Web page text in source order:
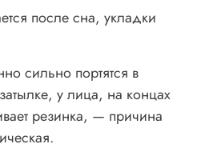
после сна, укладки
сильно портятся в
у лица, на концах
резинка, — причина